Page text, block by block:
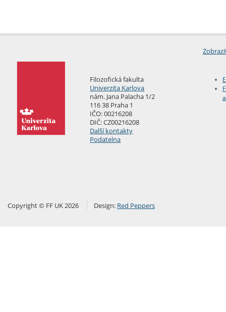
Filozofická fakulta
Univerzita Karlova
nám. Jana Palacha 1/2
116 38 Praha 1
IČO: 00216208
DIČ: CZ00216208
Další kontakty
Podatelna
Copyright © FF UK 2026 Design: Red Peppers